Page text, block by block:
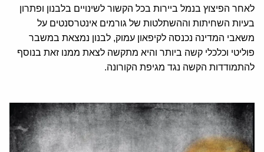
לאחר הפיצוץ בנמל ביירות בכל הקשור לשינויים בלבנון ופתרון
בעיות השחיתות וההשתלטות של גורמים אינטרסנטים על
משאבי המדינה נכנסה לקיפאון עמוק, לבנון נמצאת במשבר
פוליטי וכלכלי קשה ביותר והיא מתקשה לצאת ממנו זאת בנוסף
להתמודדות הקשה נגד מגיפת הקורונה.